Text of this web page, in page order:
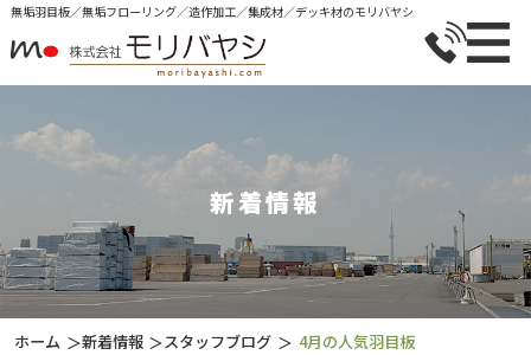
無垢⽻⽬板／無垢フローリング／造作加⼯／集成材／デッキ材のモリバヤシ
新着情報
ホーム ＞新着情報 ＞スタッフブログ ＞ 4月の人気羽目板